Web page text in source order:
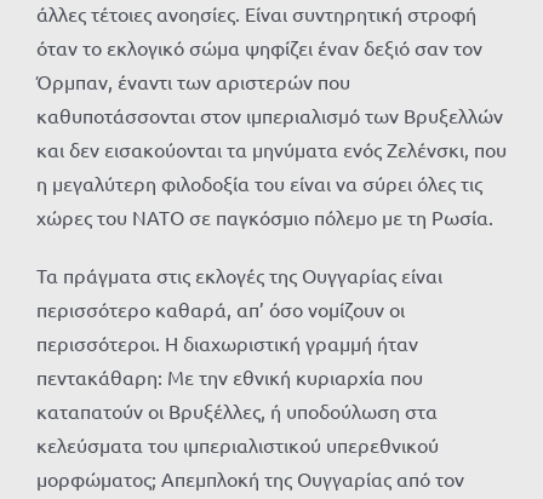
άλλες τέτοιες ανοησίες. Είναι συντηρητική στροφή
όταν το εκλογικό σώμα ψηφίζει έναν δεξιό σαν τον
Όρμπαν, έναντι των αριστερών που
καθυποτάσσονται στον ιμπεριαλισμό των Βρυξελλών
και δεν εισακούονται τα μηνύματα ενός Ζελένσκι, που
η μεγαλύτερη φιλοδοξία του είναι να σύρει όλες τις
χώρες του ΝΑΤΟ σε παγκόσμιο πόλεμο με τη Ρωσία.
Τα πράγματα στις εκλογές της Ουγγαρίας είναι
περισσότερο καθαρά, απ’ όσο νομίζουν οι
περισσότεροι. Η διαχωριστική γραμμή ήταν
πεντακάθαρη: Με την εθνική κυριαρχία που
καταπατούν οι Βρυξέλλες, ή υποδούλωση στα
κελεύσματα του ιμπεριαλιστικού υπερεθνικού
μορφώματος; Απεμπλοκή της Ουγγαρίας από τον